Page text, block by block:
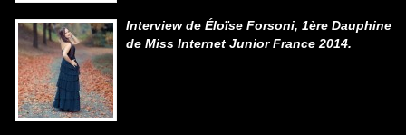
Interview de Éloïse Forsoni, 1ère Dauphine
de Miss Internet Junior France 2014.